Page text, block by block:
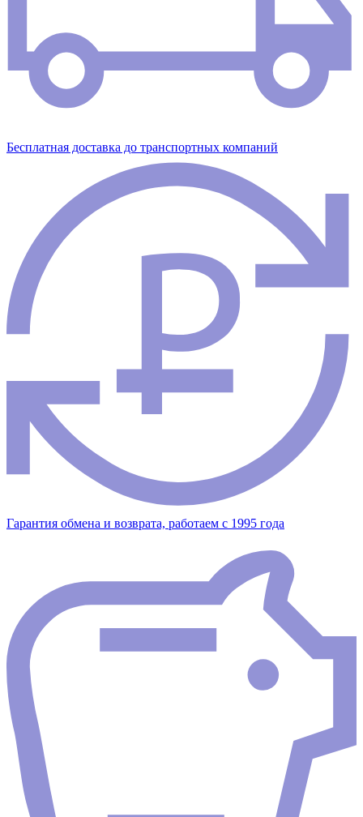
Бесплатная доставка до транспортных компаний
Гарантия обмена и возврата, работаем с 1995 года